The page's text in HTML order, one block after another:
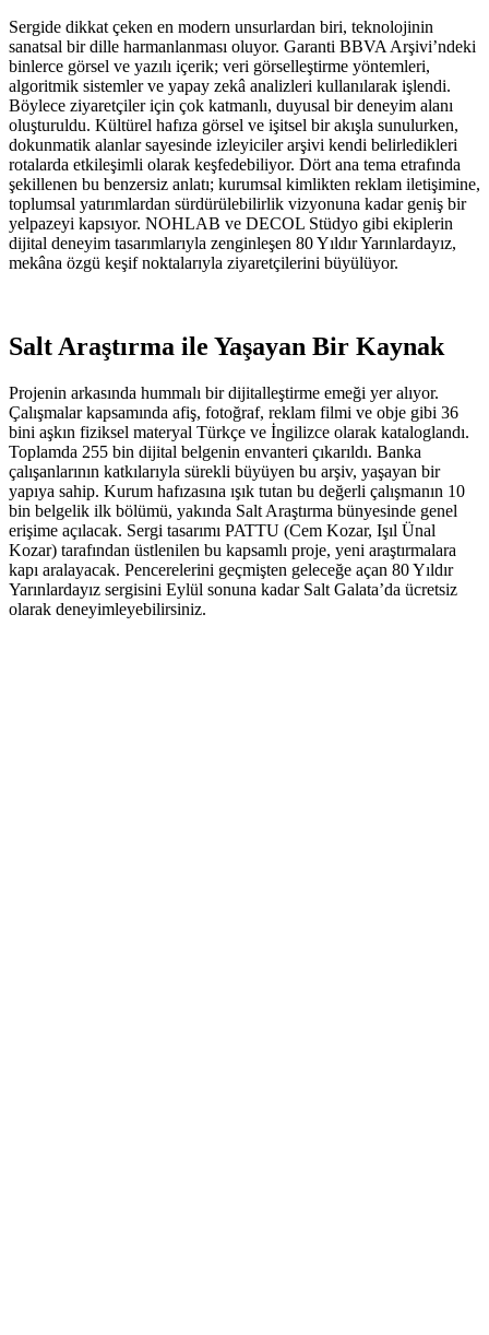
Sergide dikkat çeken en modern unsurlardan biri, teknolojinin
sanatsal bir dille harmanlanması oluyor. Garanti BBVA Arşivi’ndeki
binlerce görsel ve yazılı içerik; veri görselleştirme yöntemleri,
algoritmik sistemler ve yapay zekâ analizleri kullanılarak işlendi.
Böylece ziyaretçiler için çok katmanlı, duyusal bir deneyim alanı
oluşturuldu. Kültürel hafıza görsel ve işitsel bir akışla sunulurken,
dokunmatik alanlar sayesinde izleyiciler arşivi kendi belirledikleri
rotalarda etkileşimli olarak keşfedebiliyor. Dört ana tema etrafında
şekillenen bu benzersiz anlatı; kurumsal kimlikten reklam iletişimine,
toplumsal yatırımlardan sürdürülebilirlik vizyonuna kadar geniş bir
yelpazeyi kapsıyor. NOHLAB ve DECOL Stüdyo gibi ekiplerin
dijital deneyim tasarımlarıyla zenginleşen 80 Yıldır Yarınlardayız,
mekâna özgü keşif noktalarıyla ziyaretçilerini büyülüyor.
Salt Araştırma ile Yaşayan Bir Kaynak
Projenin arkasında hummalı bir dijitalleştirme emeği yer alıyor.
Çalışmalar kapsamında afiş, fotoğraf, reklam filmi ve obje gibi 36
bini aşkın fiziksel materyal Türkçe ve İngilizce olarak kataloglandı.
Toplamda 255 bin dijital belgenin envanteri çıkarıldı. Banka
çalışanlarının katkılarıyla sürekli büyüyen bu arşiv, yaşayan bir
yapıya sahip. Kurum hafızasına ışık tutan bu değerli çalışmanın 10
bin belgelik ilk bölümü, yakında Salt Araştırma bünyesinde genel
erişime açılacak. Sergi tasarımı PATTU (Cem Kozar, Işıl Ünal
Kozar) tarafından üstlenilen bu kapsamlı proje, yeni araştırmalara
kapı aralayacak. Pencerelerini geçmişten geleceğe açan 80 Yıldır
Yarınlardayız sergisini Eylül sonuna kadar Salt Galata’da ücretsiz
olarak deneyimleyebilirsiniz.